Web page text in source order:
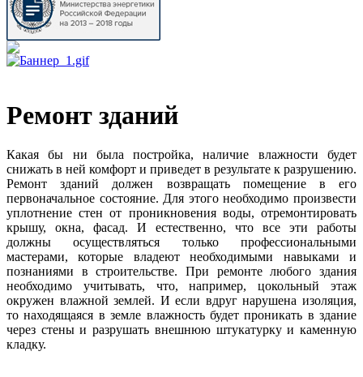
Ремонт зданий
Какая бы ни была постройка, наличие влажности будет
снижать в ней комфорт и приведет в результате к разрушению.
Ремонт зданий должен возвращать помещение в его
первоначальное состояние. Для этого необходимо произвести
уплотнение стен от проникновения воды, отремонтировать
крышу, окна, фасад. И естественно, что все эти работы
должны осуществляться только профессиональными
мастерами, которые владеют необходимыми навыками и
познаниями в строительстве. При ремонте любого здания
необходимо учитывать, что, например, цокольный этаж
окружен влажной землей. И если вдруг нарушена изоляция,
то находящаяся в земле влажность будет проникать в здание
через стены и разрушать внешнюю штукатурку и каменную
кладку.